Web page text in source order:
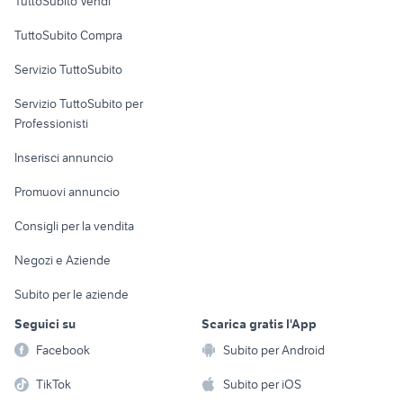
Informatica
Console e
Fotografia
Telefonia
Biciclette
TuttoSubito Compra
Servizio TuttoSubito
Servizio TuttoSubito per
Professionisti
Inserisci annuncio
Promuovi annuncio
Consigli per la vendita
Negozi e Aziende
Subito per le aziende
Seguici su
Facebook
TikTok
Scarica gratis l'App
Subito per Android
Subito per iOS